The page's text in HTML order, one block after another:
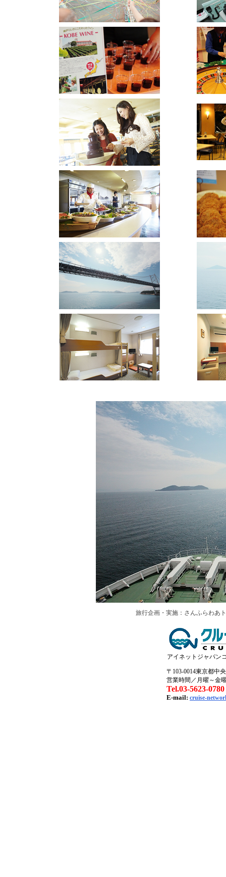
旅行企画・実施：さんふらわあ
アイネットジャパン
〒103-0014東京都中
営業時間／月曜～金
Tel.03-5623-0780
E-mail: cruise-